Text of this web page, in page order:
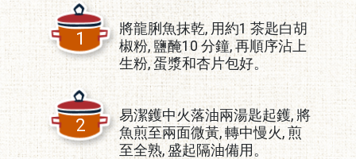
1
將龍脷魚抹乾, 用約1 茶匙白胡
椒粉, 鹽醃10 分鐘, 再順序沾上
生粉, 蛋漿和杏片包好。
2
易潔鑊中火落油兩湯匙起鑊, 將
魚煎至兩面微黃, 轉中慢火, 煎
至全熟, 盛起隔油備用。